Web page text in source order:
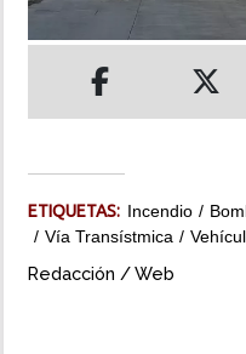
IMPRESO
ETIQUETAS: Incendio
Vía Transístmica
Redacción / Web